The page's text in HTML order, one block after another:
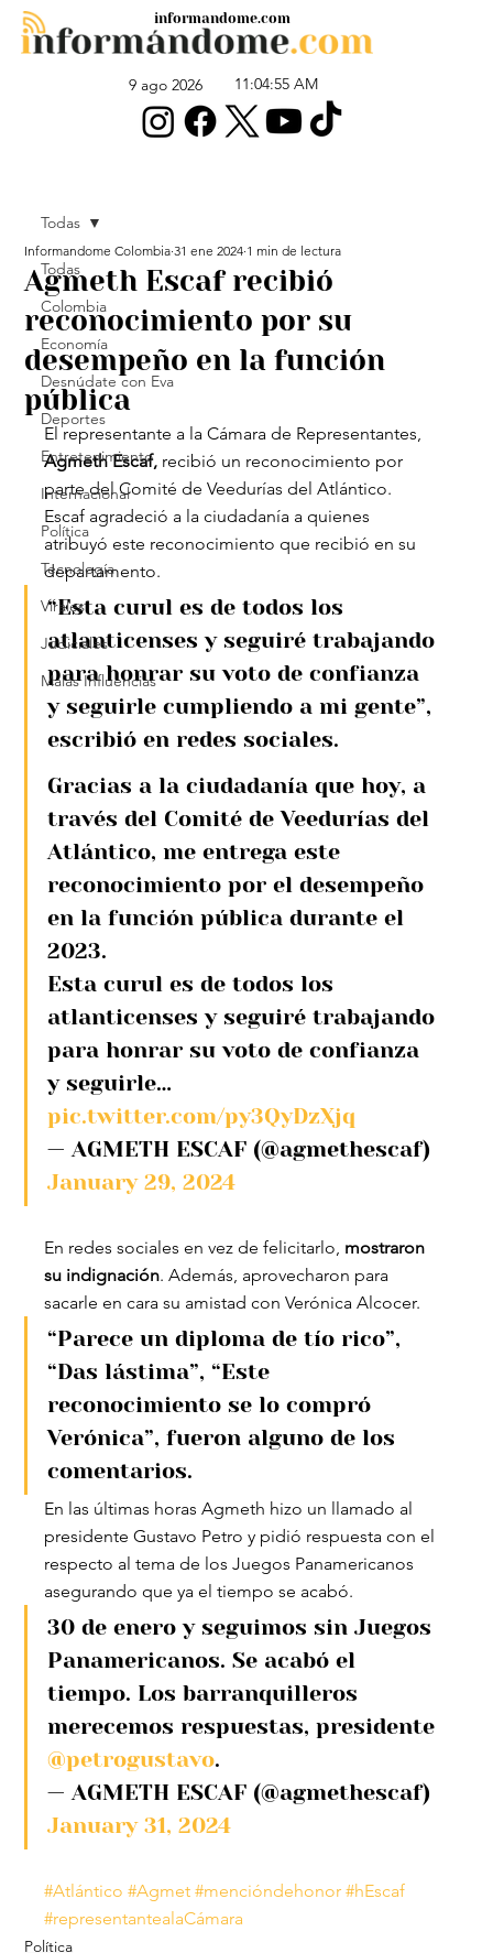
9 ago 2026 11:04:55 AM
informandome.com
Todas
Colombia
Economía
Desnúdate con Eva
Deportes
Entretenimiento
Internacional
Política
Tecnología
Virales
Judiciales
Malas Influencias
Todas
Agmeth Escaf recibió
reconocimiento por su
desempeño en la función
pública
Informandome Colombia 31 ene 2024 1 min de lectura
El representante a la Cámara de Representantes,
Agmeth Escaf, recibió un reconocimiento por
parte del Comité de Veedurías del Atlántico.
Escaf agradeció a la ciudadanía a quienes
atribuyó este reconocimiento que recibió en su
departamento.
“Esta curul es de todos los
atlanticenses y seguiré trabajando
para honrar su voto de confianza
y seguirle cumpliendo a mi gente”,
escribió en redes sociales.
Gracias a la ciudadanía que hoy, a
través del Comité de Veedurías del
Atlántico, me entrega este
reconocimiento por el desempeño
en la función pública durante el
2023.
Esta curul es de todos los
atlanticenses y seguiré trabajando
para honrar su voto de confianza
y seguirle…
pic.twitter.com/py3QyDzXjq
— AGMETH ESCAF (@agmethescaf)
January 29, 2024
En redes sociales en vez de felicitarlo, mostraron
su indignación. Además, aprovecharon para
sacarle en cara su amistad con Verónica Alcocer.
“Parece un diploma de tío rico”,
“Das lástima”, “Este
reconocimiento se lo compró
Verónica”, fueron alguno de los
comentarios.
En las últimas horas Agmeth hizo un llamado al
presidente Gustavo Petro y pidió respuesta con el
respecto al tema de los Juegos Panamericanos
asegurando que ya el tiempo se acabó.
30 de enero y seguimos sin Juegos
Panamericanos. Se acabó el
tiempo. Los barranquilleros
merecemos respuestas, presidente
@petrogustavo.
— AGMETH ESCAF (@agmethescaf)
January 31, 2024
#Atlántico #Agmet #mencióndehonor #hEscaf
#representantealaCámara
Política